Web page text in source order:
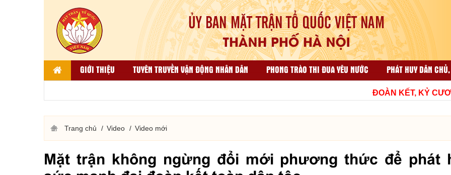
GIỚI THIỆU TUYÊN TRUYỀN VẬN ĐỘNG NHÂN DÂN PHONG TRÀO THI ĐUA YÊU NƯỚC
PHÁT HUY DÂN
CÔNG TÁC TỔ CHỨC VÀ THI ĐUA KHEN THƯỞNG
ĐOÀN KẾT, KỶ
Trang chủ Video Video mới
Mặt trận không ngừng đổi mới phương thức để phát